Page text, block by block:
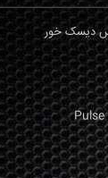
دیسک خور